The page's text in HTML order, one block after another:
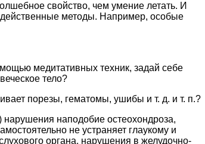
свойство, чем умение летать. И
методы. Например, особые
медитативных техник, задай себе
тело?
порезы, гематомы, ушибы и т. д. и т. п.?
нарушения наподобие остеохондроза,
не устраняет глаукому и
органа, нарушения в желудочно-